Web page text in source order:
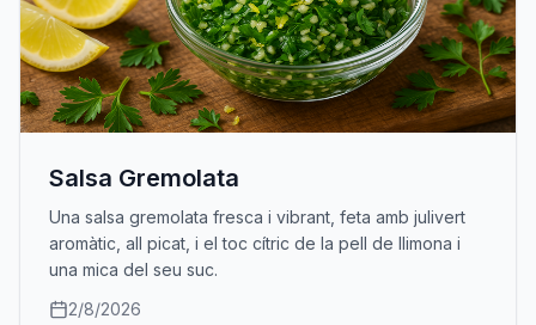
Salsa Gremolata
Una salsa gremolata fresca i vibrant, feta amb julivert
aromàtic, all picat, i el toc cítric de la pell de llimona i
una mica del seu suc.
2/8/2026